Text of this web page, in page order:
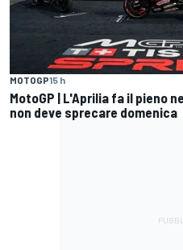
MOTOGP15 h
MotoGP | L'Aprilia fa il pieno
non deve sprecare domenica